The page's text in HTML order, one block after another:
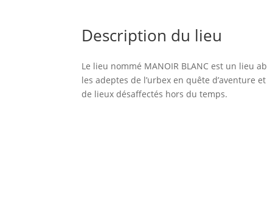
Description du lieu
Le lieu nommé MANOIR BLANC est un lieu
les adeptes de l’urbex en quête d’aventure
de lieux désaffectés hors du temps.